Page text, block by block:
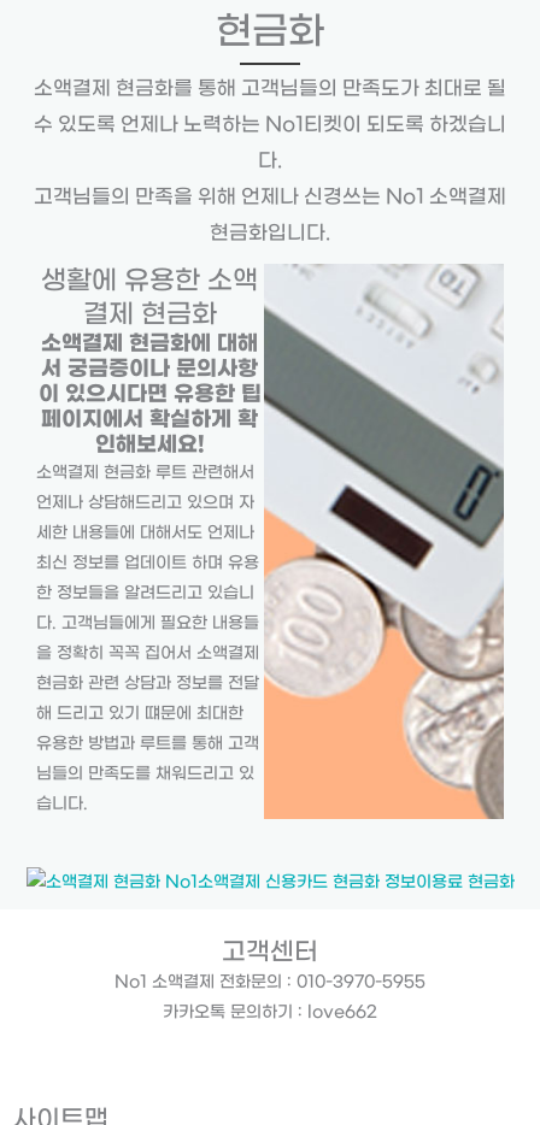
현금화
소액결제 현금화를 통해 고객님들의 만족도가 최대로 될
수 있도록 언제나 노력하는 No1티켓이 되도록 하겠습니
다.
고객님들의 만족을 위해 언제나 신경쓰는 No1 소액결제
현금화입니다.
생활에 유용한 소액
결제 현금화
소액결제 현금화에 대해
서 궁금증이나 문의사항
이 있으시다면 유용한 팁
페이지에서 확실하게 확
인해보세요!
소액결제 현금화 루트 관련해서
언제나 상담해드리고 있으며 자
세한 내용들에 대해서도 언제나
최신 정보를 업데이트 하며 유용
한 정보들을 알려드리고 있습니
다. 고객님들에게 필요한 내용들
을 정확히 꼭꼭 집어서 소액결제
현금화 관련 상담과 정보를 전달
해 드리고 있기 떄문에 최대한
유용한 방법과 루트를 통해 고객
님들의 만족도를 채워드리고 있
습니다.
고객센터
No1 소액결제 전화문의 : 010-3970-5955
카카오톡 문의하기 : love662